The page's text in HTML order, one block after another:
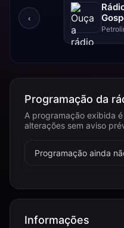
‹
Programação da
A programação exibida
alterações sem aviso
Programação ainda
Informações